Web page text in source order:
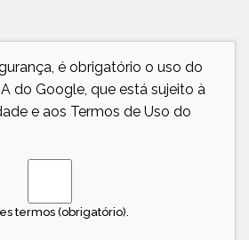
é obrigatório o uso do
do Google, que está sujeito à
e aos Termos de Uso do
termos (obrigatório).